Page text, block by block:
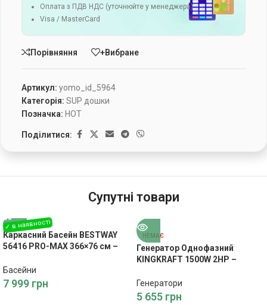
Оплата з ПДВ НДС (уточнюйте у менеджера)
Visa / MasterCard
Порівняння +Вибране
Артикул: yomo_id_5964
Категорія: SUP дошки
Позначка: HOT
Поділитися:
Супутні товари
Каркасний Басейн BESTWAY
56416 PRO-MAX 366×76 см –
Басейни
7 999 грн
НЕМАЄ
Генератор Однофазний
KINGKRAFT 1500W 2HP –
Генератори
5 655 грн